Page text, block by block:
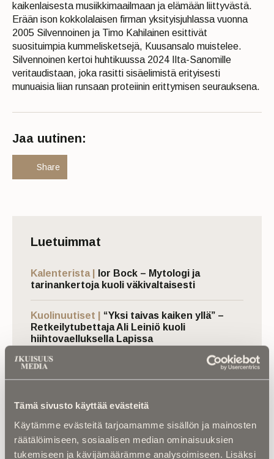
Tämä sivusto käyttää evästeitä
Käytämme evästeitä tarjoamamme sisällön ja mainosten
räätälöimiseen, sosiaalisen median ominaisuuksien
tukemiseen ja kävijämäärämme analysoimiseen. Lisäksi
kaikenlaisesta musiikkimaailmaan ja elämään liittyvästä.
Erään ison kokkolalaisen firman yksityisjuhlassa vuonna
2005 Silvennoinen ja Timo Kahilainen esittivät
suosituimpia kummelisketsejä, Kuusansalo muistelee.
Silvennoinen kertoi huhtikuussa 2024 Ilta-Sanomille
veritaudistaan, joka rasitti sisäelimistä erityisesti
munuaisia liian runsaan proteiinin erittymisen seurauksena.
Jaa uutinen:
Share
Luetuimmat
Kalenterista |
Ior Bock – Mytologi ja
tarinankertoja kuoli väkivaltaisesti
Kuolinuutiset |
“Yksi taivas kaiken yllä” –
Retkeilytubettaja Ali Leiniö kuoli
hiihtovaelluksella Lapissa
Kuolema koskettaa |
RebelWerksin Aatu
Turpeinen rakentaa romuista muistoja –
Asiantuntijoilta | IM selvitti: Miten
hautapaikka ”omistetaan”, ja miten
hallintaoikeus siirtyy vuosikymmenten